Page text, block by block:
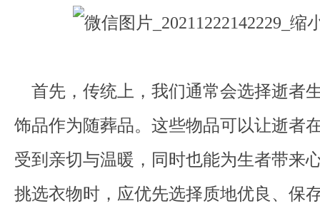
首先，传统上，我们通常会选择逝者
饰品作为随葬品。这些物品可以让逝者
受到亲切与温暖，同时也能为生者带来
挑选衣物时，应优先选择质地优良、保